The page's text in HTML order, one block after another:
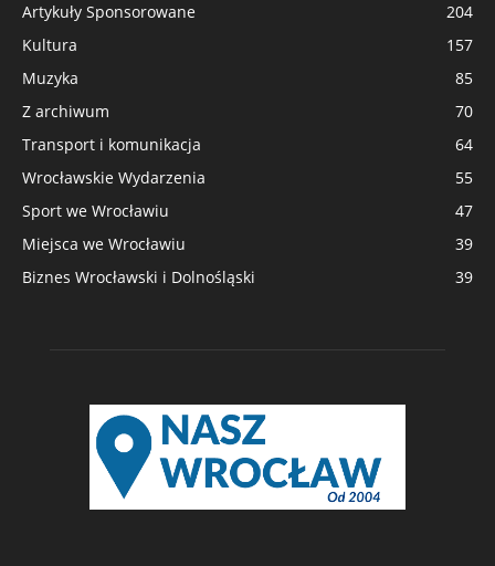
Artykuły Sponsorowane
204
Kultura
157
Muzyka
85
Z archiwum
70
Transport i komunikacja
64
Wrocławskie Wydarzenia
55
Sport we Wrocławiu
47
Miejsca we Wrocławiu
39
Biznes Wrocławski i Dolnośląski
39